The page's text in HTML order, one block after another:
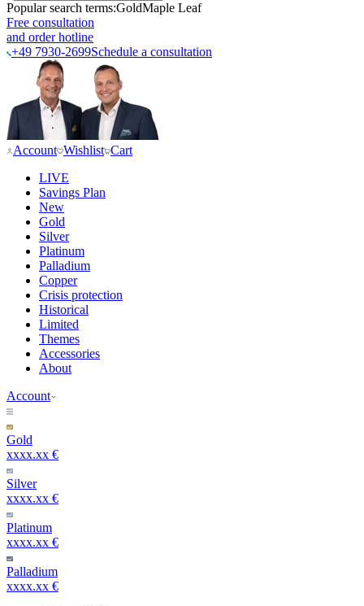
Popular search terms:GoldMaple Leaf
Free consultation
and order hotline
+49 7930-2699Schedule a consultation
Account Wishlist Cart
LIVE
Savings Plan
New
Gold
Silver
Platinum
Palladium
Copper
Crisis protection
Historical
Limited
Themes
Accessories
About
Account
Gold
xxxx.xx €
Silver
xxxx.xx €
Platinum
xxxx.xx €
Palladium
xxxx.xx €